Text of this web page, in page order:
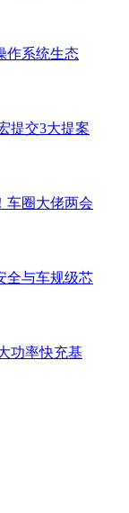
作系统生态
提交3大提案
车圈大佬两会
全与车规级芯
功率快充基